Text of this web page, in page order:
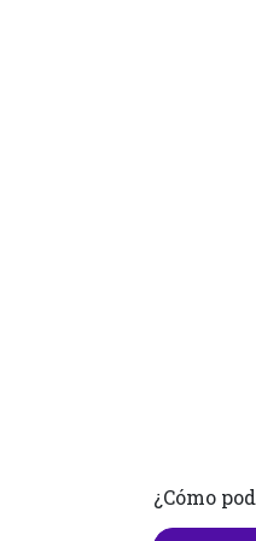
¿Cómo